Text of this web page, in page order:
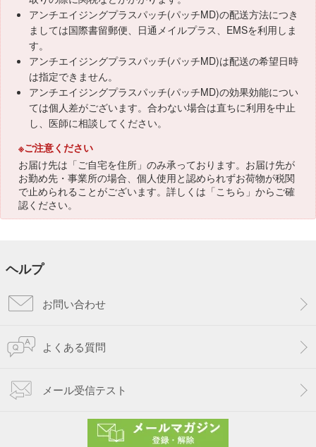
アンチエイジングプラスパッチ(パッチMD)の配送方法につき
ましては国際書留郵便、日通メイルプラス、EMSを利用しま
す。
アンチエイジングプラスパッチ(パッチMD)は配送の希望日時
は指定できません。
アンチエイジングプラスパッチ(パッチMD)の効果効能につい
ては個人差がございます。合わない場合は直ちに利用を中止
し、医師に相談してください。
※ご注意ください
お届け先は「ご自宅を住所」のみ承っております。お届け先が
お勤め先・事業所の場合、個人使用と認められずお荷物が税関
で止められることがございます。詳しくは「こちら 」からご確
認ください。
ヘルプ
お問い合わせ
よくある質問
メール受信テスト